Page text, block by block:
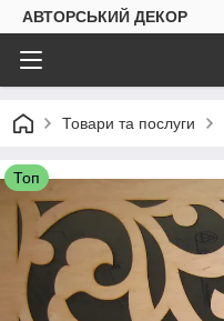
АВТОРСЬКИЙ ДЕКОР
Товари та послуги
Топ